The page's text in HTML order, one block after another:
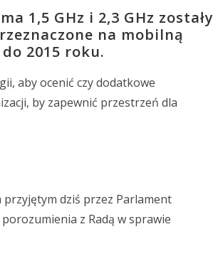
1,5 GHz i 2,3 GHz zostały
na mobilną
2015 roku.
aby ocenić czy dodatkowe
by zapewnić przestrzeń dla
dziś przez Parlament
z Radą w sprawie